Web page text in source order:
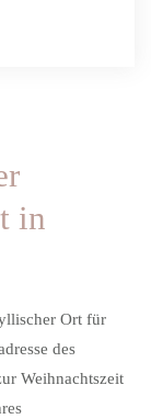
in
Ort für
des
Weihnachtszeit